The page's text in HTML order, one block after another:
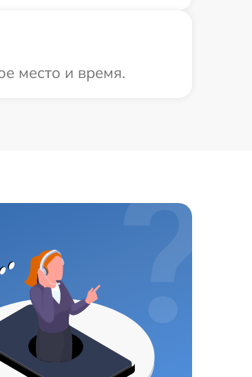
место и время.